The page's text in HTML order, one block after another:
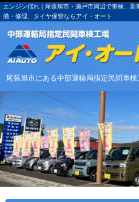
エンジン揺れ | 尾張旭市・瀬戸市周辺で車検、
備・修理、タイヤ保管ならアイ・オート
尾張旭市にある中部運輸局指定民間車検